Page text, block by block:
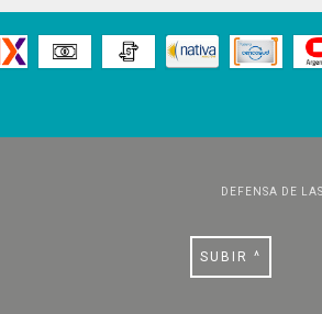
DEFENSA DE
SUBIR ^